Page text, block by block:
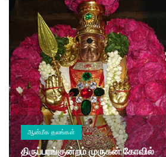
ஆன்மீக தலங்கள்
திருப்பரங்குன்றம் முருகன் கோவில்